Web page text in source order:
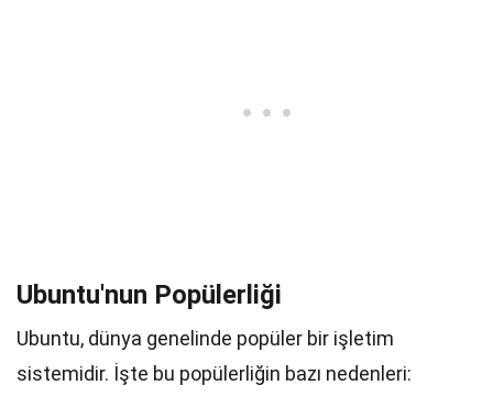
Ubuntu'nun Popülerliği
Ubuntu, dünya genelinde popüler bir işletim
sistemidir. İşte bu popülerliğin bazı nedenleri: